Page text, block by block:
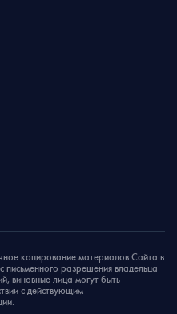
копирование материалов Сайта в
разрешения владельца
виновные лица могут быть
с действующим